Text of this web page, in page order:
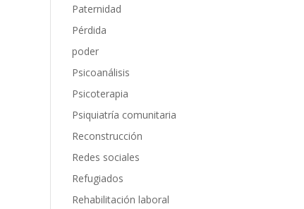
Paternidad
Pérdida
poder
Psicoanálisis
Psicoterapia
Psiquiatría comunitaria
Reconstrucción
Redes sociales
Refugiados
Rehabilitación laboral